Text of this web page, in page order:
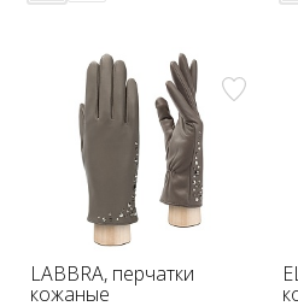
LABBRA, перчатки
кожаные